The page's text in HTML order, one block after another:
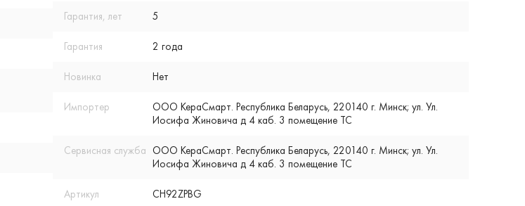
Гарантия, лет 5
Гарантия 2 года
Новинка Нет
Импортер
ООО КераСмарт. Республика Беларусь, 220140 г. Минск; ул. Ул.
Иосифа Жиновича д 4 каб. 3 помещение ТС
Сервисная служба ООО КераСмарт. Республика Беларусь, 220140 г. Минск; ул. Ул.
Иосифа Жиновича д 4 каб. 3 помещение ТС
Артикул CH92ZPBG